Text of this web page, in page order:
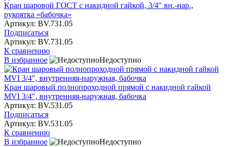
Кран шаровой ГОСТ с накидной гайкой, 3/4" вн.-нар.,
рукоятка «бабочка»
Артикул: BV.731.05
Подписаться
Артикул: BV.731.05
К сравнению
В избранное
Недоступно
Кран шаровый полнопроходной прямой с накидной гайкой
MVI 3/4", внутренняя-наружная, бабочка
Артикул: BV.531.05
Подписаться
Артикул: BV.531.05
К сравнению
В избранное
Недоступно